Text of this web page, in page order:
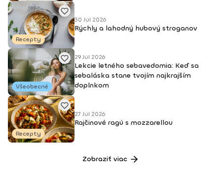
Recepty
30 Júl 2026
Rýchly a lahodný hubový stroganov
Všeobecné
29 Júl 2026
Lekcie letného sebavedomia: Keď sa
sebaláska stane tvojím najkrajším
doplnkom
Recepty
27 Júl 2026
Rajčinové ragú s mozzarellou
Zobraziť viac